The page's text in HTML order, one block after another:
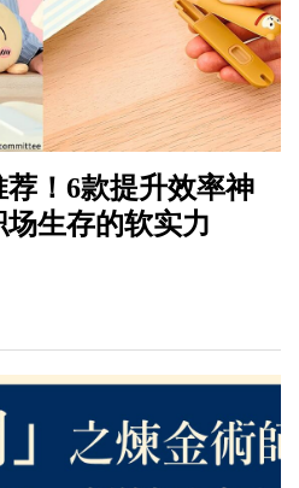
！6款提升效率神
生存的软实力